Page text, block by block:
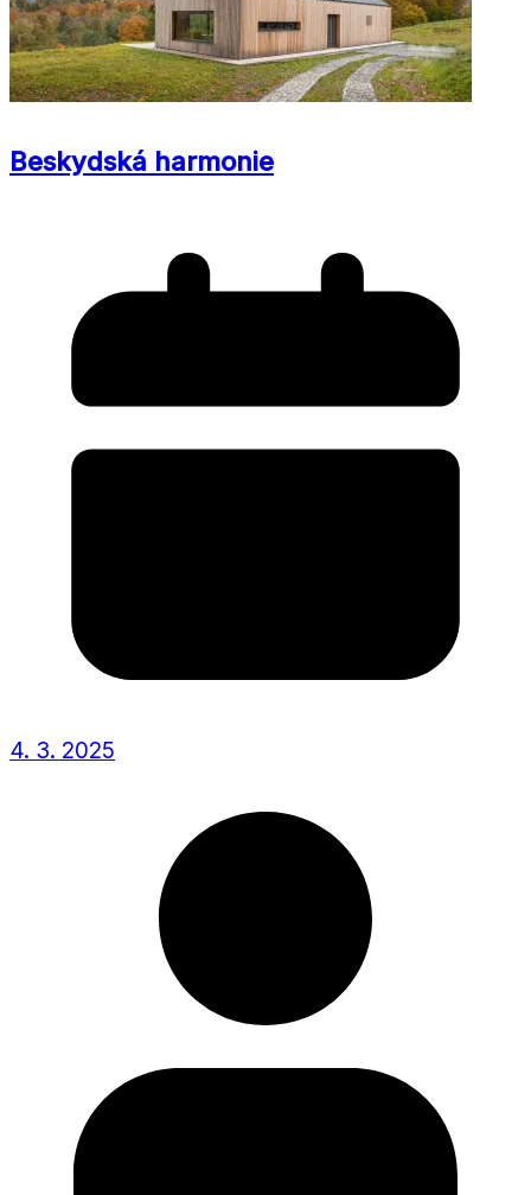
Beskydská harmonie
4. 3. 2025